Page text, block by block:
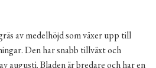
av medelhöjd som växer upp till
Den har snabb tillväxt och
augusti. Bladen är bredare och har en